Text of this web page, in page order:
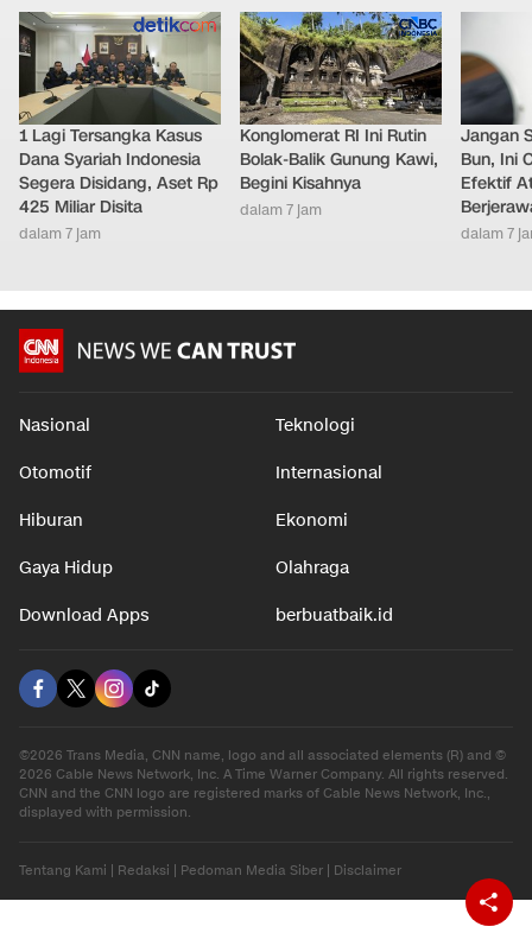
1 Lagi Tersangka Kasus
Dana Syariah Indonesia
Segera Disidang, Aset Rp
425 Miliar Disita
dalam 7 jam
Konglomerat RI Ini Rutin
Bolak-Balik Gunung Kawi,
Begini Kisahnya
dalam 7 jam
Jangan
Bun, Ini
Efektif
dalam 7
Nasional Teknologi
Otomotif Internasional
Hiburan Ekonomi
Gaya Hidup Olahraga
Download Apps berbuatbaik.id
©2026 Trans Media, CNN name, logo and all associated elements (R) and ©
2026 Cable News Network, Inc. A Time Warner Company. All rights reserved.
CNN and the CNN logo are registered marks of Cable News Network, Inc.,
displayed with permission.
Tentang Kami Redaksi Pedoman Media Siber Disclaimer